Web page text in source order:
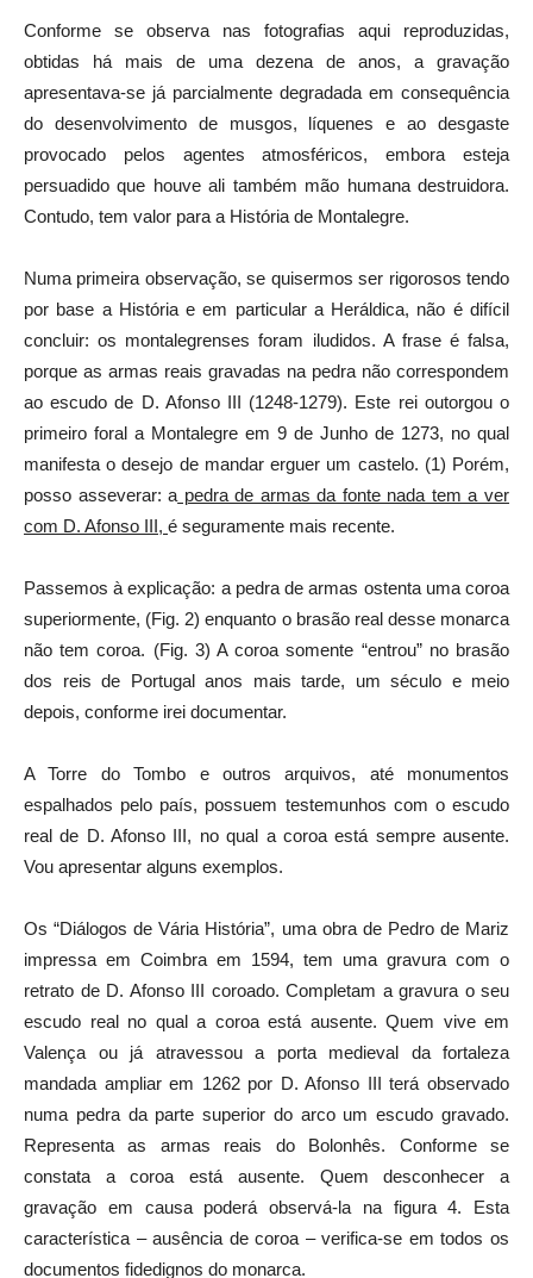
Conforme se observa nas fotografias aqui reproduzidas,
obtidas há mais de uma dezena de anos, a gravação
apresentava-se já parcialmente degradada em consequência
do desenvolvimento de musgos, líquenes e ao desgaste
provocado pelos agentes atmosféricos, embora esteja
persuadido que houve ali também mão humana destruidora.
Contudo, tem valor para a História de Montalegre.
Numa primeira observação, se quisermos ser rigorosos tendo
por base a História e em particular a Heráldica, não é difícil
concluir: os montalegrenses foram iludidos. A frase é falsa,
porque as armas reais gravadas na pedra não correspondem
ao escudo de D. Afonso III (1248-1279). Este rei outorgou o
primeiro foral a Montalegre em 9 de Junho de 1273, no qual
manifesta o desejo de mandar erguer um castelo. (1) Porém,
posso asseverar: a pedra de armas da fonte nada tem a ver
com D. Afonso III, é seguramente mais recente.
Passemos à explicação: a pedra de armas ostenta uma coroa
superiormente, (Fig. 2) enquanto o brasão real desse monarca
não tem coroa. (Fig. 3) A coroa somente “entrou” no brasão
dos reis de Portugal anos mais tarde, um século e meio
depois, conforme irei documentar.
A Torre do Tombo e outros arquivos, até monumentos
espalhados pelo país, possuem testemunhos com o escudo
real de D. Afonso III, no qual a coroa está sempre ausente.
Vou apresentar alguns exemplos.
Os “Diálogos de Vária História”, uma obra de Pedro de Mariz
impressa em Coimbra em 1594, tem uma gravura com o
retrato de D. Afonso III coroado. Completam a gravura o seu
escudo real no qual a coroa está ausente. Quem vive em
Valença ou já atravessou a porta medieval da fortaleza
mandada ampliar em 1262 por D. Afonso III terá observado
numa pedra da parte superior do arco um escudo gravado.
Representa as armas reais do Bolonhês. Conforme se
constata a coroa está ausente. Quem desconhecer a
gravação em causa poderá observá-la na figura 4. Esta
característica – ausência de coroa – verifica-se em todos os
documentos fidedignos do monarca.